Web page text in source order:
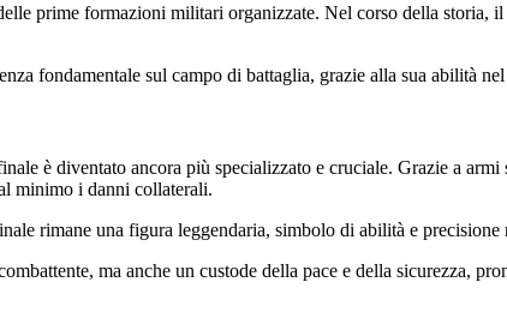
prime formazioni militari organizzate. Nel corso della
fondamentale sul campo di battaglia, grazie alla sua abilità
è diventato ancora più specializzato e cruciale. Grazie a
minimo i danni collaterali.
rimane una figura leggendaria, simbolo di abilità e precisione
ma anche un custode della pace e della sicurezza,